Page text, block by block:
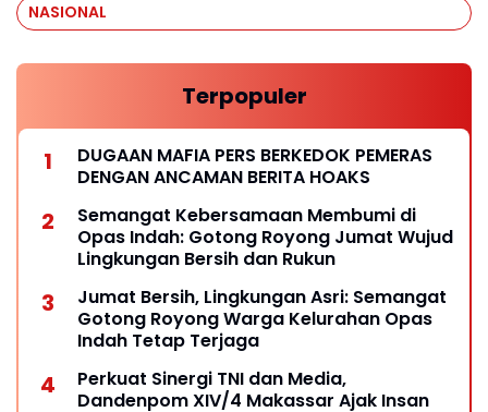
NASIONAL
Terpopuler
DUGAAN MAFIA PERS BERKEDOK PEMERAS
DENGAN ANCAMAN BERITA HOAKS
Semangat Kebersamaan Membumi di
Opas Indah: Gotong Royong Jumat Wujud
Lingkungan Bersih dan Rukun
Jumat Bersih, Lingkungan Asri: Semangat
Gotong Royong Warga Kelurahan Opas
Indah Tetap Terjaga
Perkuat Sinergi TNI dan Media,
Dandenpom XIV/4 Makassar Ajak Insan